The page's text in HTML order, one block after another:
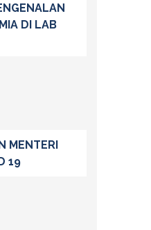
DI LAB
MENTERI
19